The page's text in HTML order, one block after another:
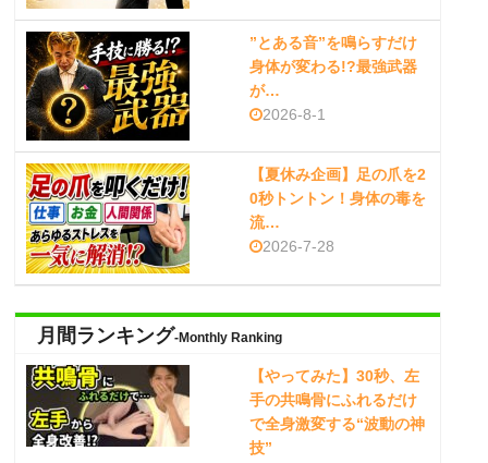
”とある音”を鳴らすだけ
身体が変わる!?最強武器
が…
2026-8-1
【夏休み企画】足の爪を2
0秒トントン！身体の毒を
流…
2026-7-28
月間ランキング-Monthly Ranking
【やってみた】30秒、左
手の共鳴骨にふれるだけ
で全身激変する“波動の神
技”